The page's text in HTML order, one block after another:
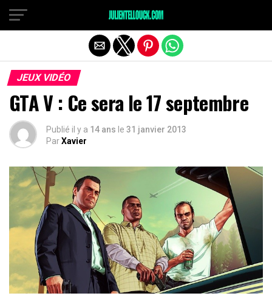
JEUX VIDÉO
GTA V : Ce sera le 17 septembre
Publié il y a 14 ans le 31 janvier 2013
ParXavier